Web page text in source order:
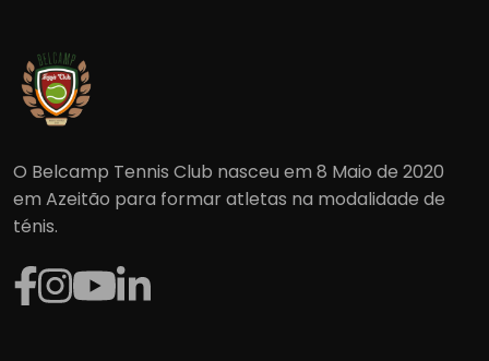
O Belcamp Tennis Club nasceu em 8 Maio de 2020
em Azeitão para formar atletas na modalidade de
ténis.